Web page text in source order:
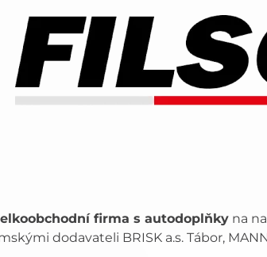
firma s autodoplňky na
dodavateli BRISK a.s. Tábor,